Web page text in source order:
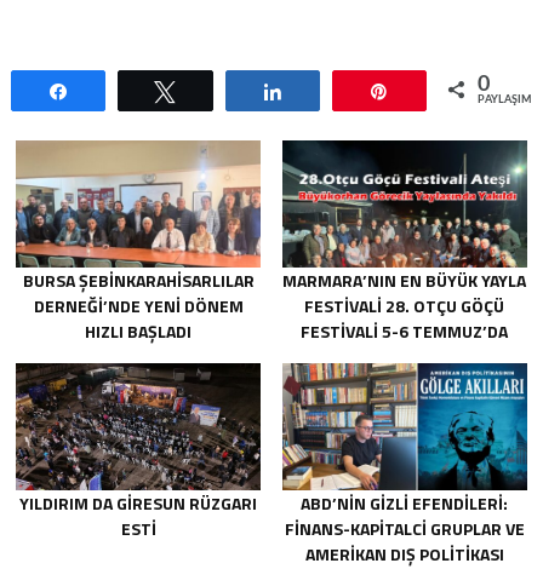
0
BURSA ŞEBINKARAHISARLILAR
DERNEĞI’NDE YENI DÖNEM
HIZLI BAŞLADI
MARMARA’NIN EN BÜYÜK YAYLA
FESTIVALI 28. OTÇU GÖÇÜ
FESTIVALI 5-6 TEMMUZ’DA
YILDIRIM DA GIRESUN RÜZGARI
ESTI
ABD’NIN GIZLI EFENDILERI:
FINANS-KAPITALCI GRUPLAR VE
AMERIKAN DIŞ POLITIKASI